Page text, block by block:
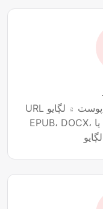
URL کي ڪنهن به مضمون يا بلاگ پوسٽ ۾ لڳايو، PDF،
EPUB، DOCX، يا TXT فائل اپ لوڊ ڪريو، يا متن کي